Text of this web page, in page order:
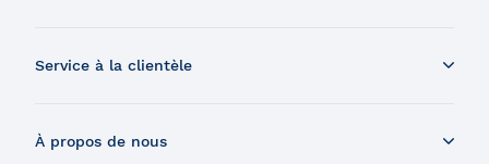
Expédition dans les Îles Secrètes du Saint-Laurent
Charlevoix
Service à la clientèle
Nous trouver
À propos de nous